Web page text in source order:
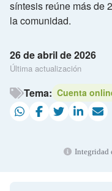
síntesis reúne más de
la comunidad.
26 de abril de 2026
Última actualización
Tema: Cuenta
Integridad